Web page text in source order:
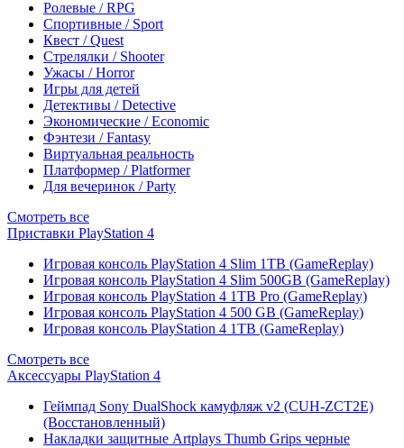
Ролевые / RPG
Спортивные / Sport
Квест / Quest
Стрелялки / Shooter
Ужасы / Horror
Игры для детей
Детективы / Detective
Экономические / Economic
Фэнтези / Fantasy
Виртуальная реальность
Платформер / Platformer
Для вечеринок / Party
Смотреть все
Приставки PlayStation 4
Игровая консоль PlayStation 4 Slim 1TB (GameReplay)
Игровая консоль PlayStation 4 Slim 500GB (GameReplay)
Игровая консоль PlayStation 4 1TB Pro (GameReplay)
Игровая консоль PlayStation 4 500 GB (GameReplay)
Игровая консоль PlayStation 4 1TB (GameReplay)
Смотреть все
Аксессуары PlayStation 4
Геймпад Sony DualShock камуфляж v2 (CUH-ZCT2E)
(Восстановленный)
Накладки защитные Artplays Thumb Grips черные